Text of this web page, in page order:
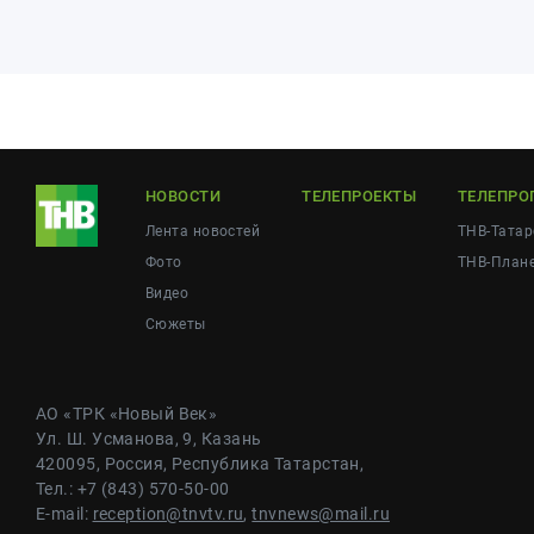
НОВОСТИ
Лента новостей
Фото
Видео
Сюжеты
ТЕЛЕПРОЕКТЫ
ТНВ-
ТНВ-
АО «ТРК «Новый Век»
Ул. Ш. Усманова, 9, Казань
420095, Россия, Республика Татарстан,
Тел.: +7 (843) 570-50-00
E-mail: reception@tnvtv.ru,tnvnews@mail.ru